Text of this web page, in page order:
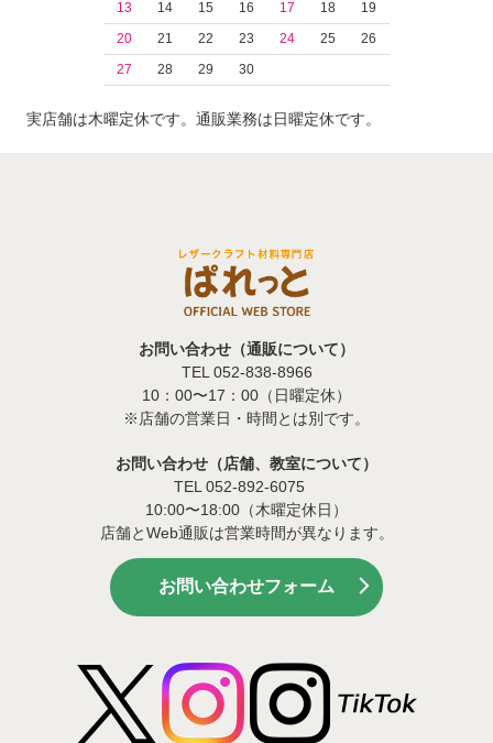
13
14 15 16 17 18
19
20
21 22 23 24 25
26
27
28 29 30
実店舗は木曜定休です。通販業務は日曜定休です。
お問い合わせ（通販について）
TEL 052-838-8966
10：00〜17：00（日曜定休）
※店舗の営業日・時間とは別です。
お問い合わせ（店舗、教室について）
TEL 052-892-6075
10:00〜18:00（木曜定休日）
店舗とWeb通販は営業時間が異なります。
お問い合わせフォーム